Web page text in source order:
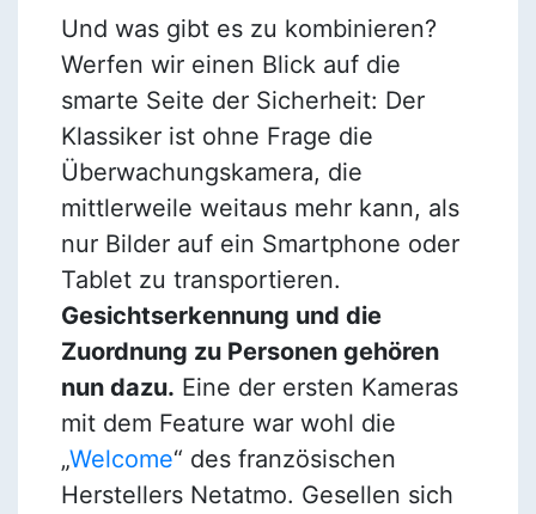
Und was gibt es zu kombinieren?
Werfen wir einen Blick auf die
smarte Seite der Sicherheit: Der
Klassiker ist ohne Frage die
Überwachungskamera, die
mittlerweile weitaus mehr kann, als
nur Bilder auf ein Smartphone oder
Tablet zu transportieren.
Gesichtserkennung und die
Zuordnung zu Personen gehören
nun dazu. Eine der ersten Kameras
mit dem Feature war wohl die
„Welcome“ des französischen
Herstellers Netatmo. Gesellen sich